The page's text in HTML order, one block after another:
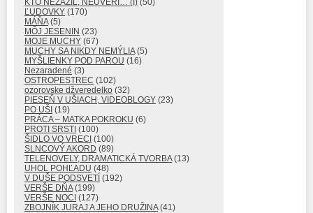
ĽUDOVKY (170)
MÁŇA(5)
MÔJ JESENIN (23)
MOJE MUCHY (67)
MUCHY SA NIKDY NEMÝLIA(5)
MYŠLIENKY POD PAROU (16)
Nezaradené (3)
OSTROPESTREC (102)
ozorovske džveredelko (32)
PIESEŇ V UŠIACH, VIDEOBLOGY (23)
PO UŠI (19)
PRÁCA – MATKA POKROKU (6)
PROTI SRSTI (100)
ŠIDLO VO VRECI (100)
SLNCOVÝ AKORD (89)
TELENOVELY, DRAMATICKÁ TVORBA(13)
UHOL POHĽADU (48)
V DUŠE PODSVETÍ (192)
VERŠE DŇA(199)
VERŠE NOCI (127)
ZBOJNÍK JURAJ A JEHO DRUŽINA(41)